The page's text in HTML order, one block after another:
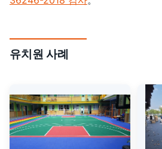
유치원 사례